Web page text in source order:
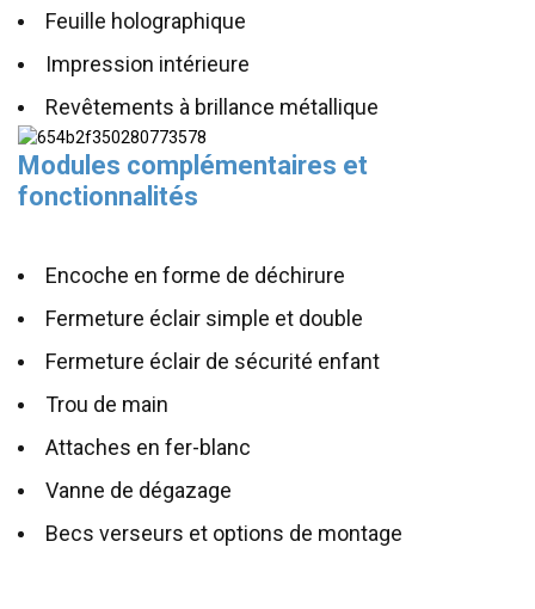
Feuille holographique
Impression intérieure
Revêtements à brillance métallique
Modules complémentaires et
fonctionnalités
Encoche en forme de déchirure
Fermeture éclair simple et double
Fermeture éclair de sécurité enfant
Trou de main
Attaches en fer-blanc
Vanne de dégazage
Becs verseurs et options de montage